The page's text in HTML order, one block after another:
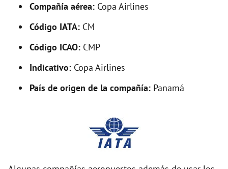
Compañía aérea: Copa Airlines
Código IATA: CM
Código ICAO: CMP
Indicativo: Copa Airlines
País de origen de la compañía: Panamá